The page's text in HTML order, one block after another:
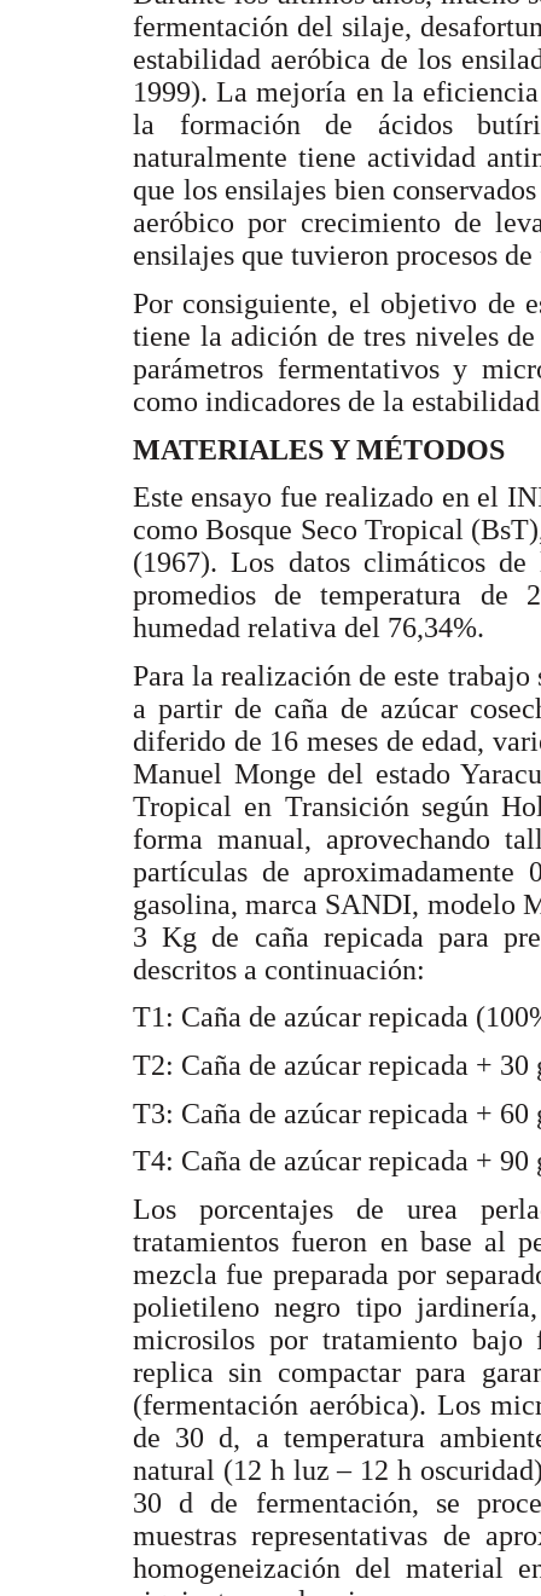
fermentación del silaje,
estabilidad aeróbica de los
1999).La mejoría en la
la formación de ácidos
naturalmente tiene actividad
que los ensilajes bien
aeróbico por crecimiento de
ensilajes que tuvieron procesos
Por consiguiente, el objetivo de
tiene la adición de tres niveles
parámetros fermentativos y
como indicadores de la
MATERIALES Y MÉTODOS
Este ensayo fue realizado en el
como Bosque Seco Tropical
(1967). Los datos climáticos
promedios de temperatura de
humedad relativa del 76,34%.
Para la realización de este
a partir de caña de azúcar
diferido de 16 meses de edad,
Manuel Monge del estado
Tropical en Transición según
forma manual, aprovechando
partículas de aproximadamente
gasolina, marca SANDI, modelo
3 Kg de caña repicada para
descritos a continuación:
T1: Caña de azúcar repicada
T2: Caña de azúcar repicada + 30
T3: Caña de azúcar repicada + 60
T4: Caña de azúcar repicada + 90
Los porcentajes de urea
tratamientos fueron en base al
mezcla fue preparada por
polietileno negro tipo
microsilos por tratamiento bajo
replica sin compactar para
(fermentación aeróbica). Los
de 30 d, a temperatura
natural (12 h luz – 12 h
30 d de fermentación, se
muestras representativas de
homogeneización del material